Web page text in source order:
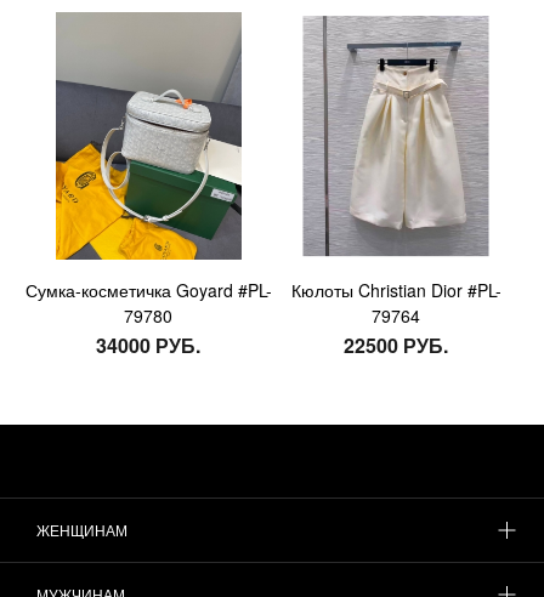
Сумка-косметичка Goyard #PL-
79780
34000 РУБ.
Кюлоты Christian Dior #PL-
79764
22500 РУБ.
ЖЕНЩИНАМ